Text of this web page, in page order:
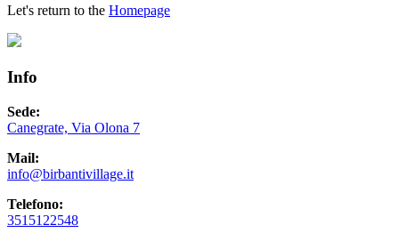
Let's return to the Homepage
Info
Sede:
Canegrate, Via Olona 7
Mail:
info@birbantivillage.it
Telefono:
3515122548